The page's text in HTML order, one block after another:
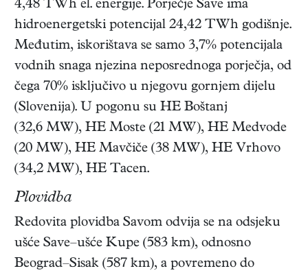
4,48 TWh el. energije. Porječje Save ima
hidroenergetski potencijal 24,42 TWh godišnje.
Međutim, iskorištava se samo 3,7% potencijala
vodnih snaga njezina neposrednoga porječja, od
čega 70% isključivo u njegovu gornjem dijelu
(Slovenija). U pogonu su HE Boštanj
(32,6 MW), HE Moste (21 MW), HE Medvode
(20 MW), HE Mavčiče (38 MW), HE Vrhovo
(34,2 MW), HE Tacen.
Plovidba
Redovita plovidba Savom odvija se na odsjeku
ušće Save–ušće Kupe (583 km), odnosno
Beograd–Sisak (587 km), a povremeno do